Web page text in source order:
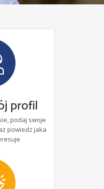
profil
podaj swoje
powiedz jaka